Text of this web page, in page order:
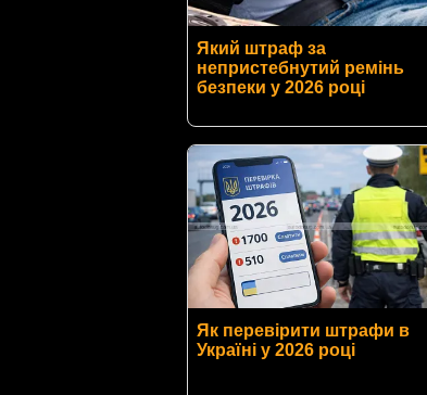
Який штраф за
непристебнутий ремінь
безпеки у 2026 році
Як перевірити штрафи в
Україні у 2026 році